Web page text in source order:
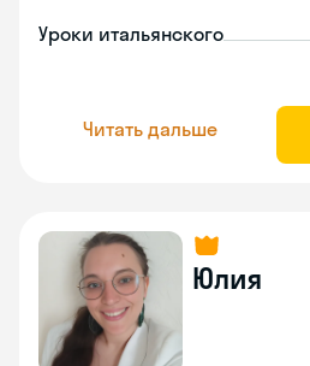
Уроки итальянского
Читать дальше
Юлия